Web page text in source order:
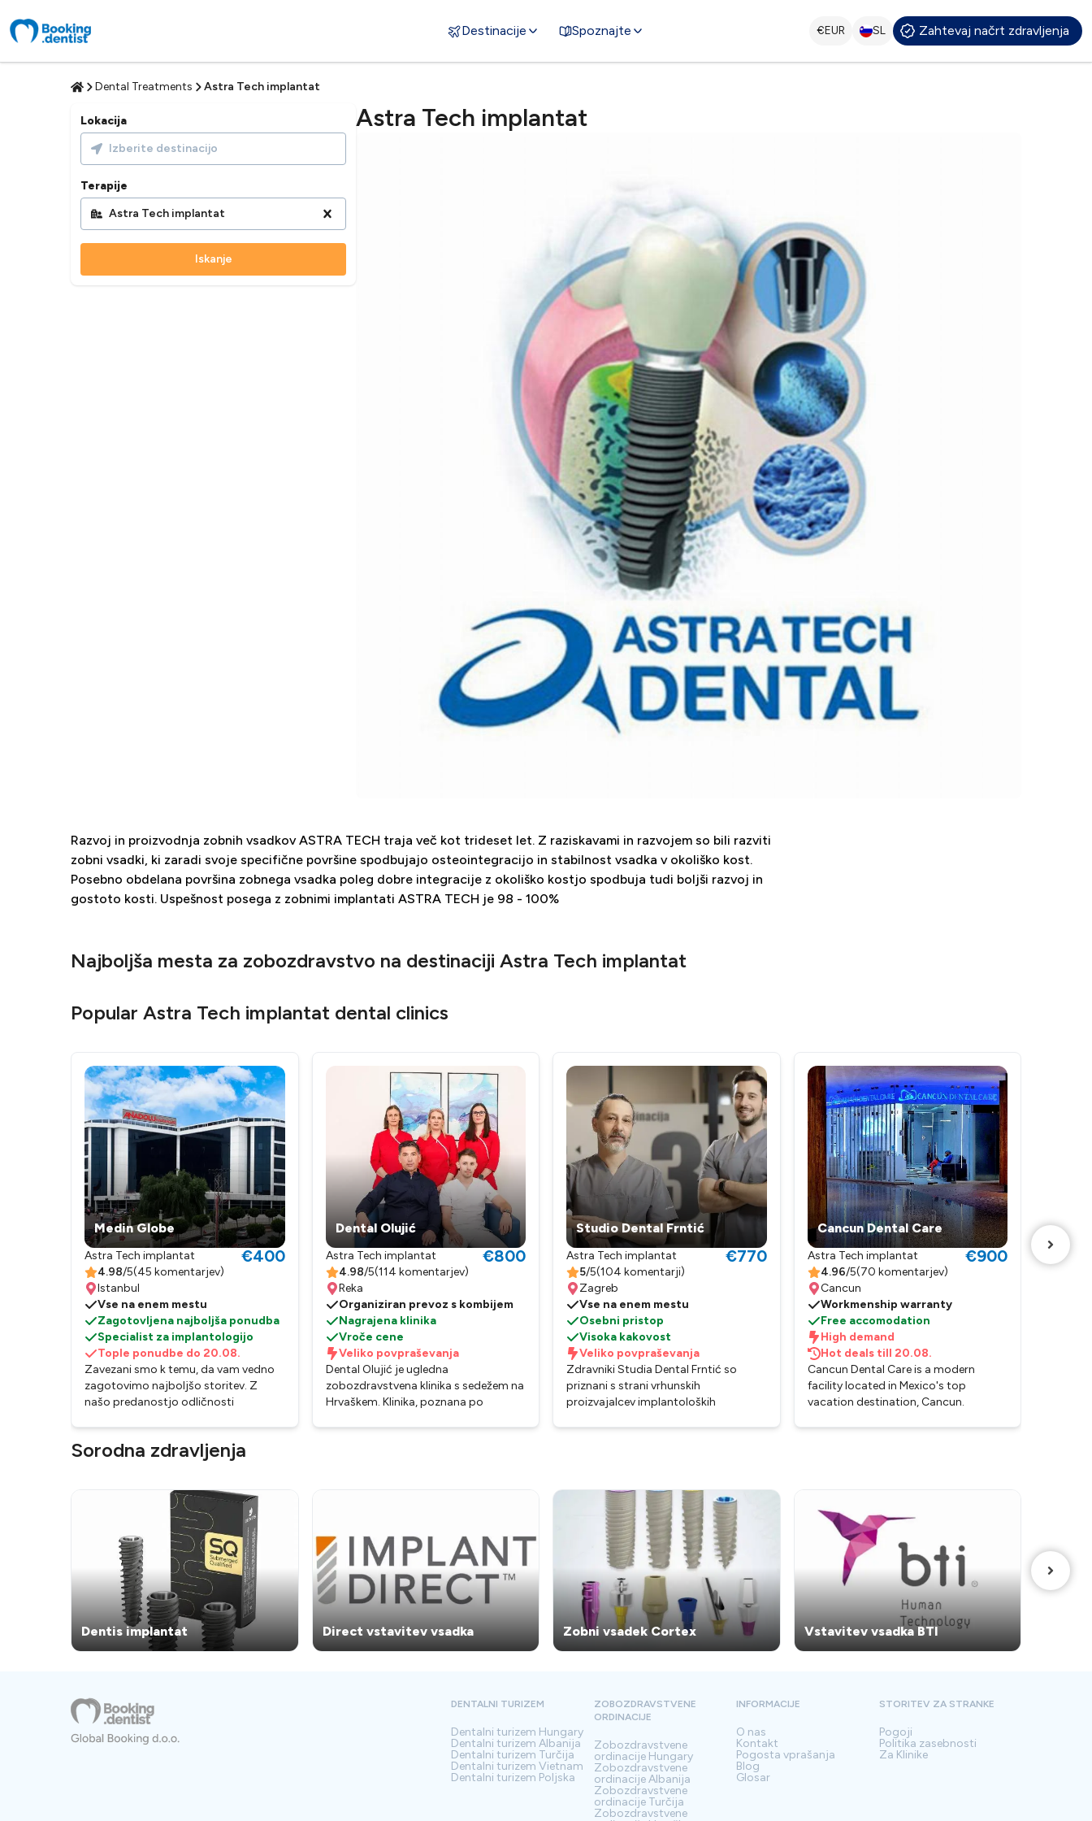
Destinacije Spoznajte €EUR SL Zahtevaj načrt zdravljenja
Dental Treatments Astra Tech implantat
Lokacija
Izberite destinacijo
Terapije
Astra Tech implantat
Iskanje
Astra Tech implantat
Razvoj in proizvodnja zobnih vsadkov ASTRA TECH traja več kot trideset let. Z raziskavami in razvojem so bili razviti
zobni vsadki, ki zaradi svoje specifične površine spodbujajo osteointegracijo in stabilnost vsadka v okoliško kost.
Posebno obdelana površina zobnega vsadka poleg dobre integracije z okoliško kostjo spodbuja tudi boljši razvoj in
gostoto kosti. Uspešnost posega z zobnimi implantati ASTRA TECH je 98 - 100%
Najboljša mesta za zobozdravstvo na destinaciji Astra Tech implantat
Popular Astra Tech implantat dental clinics
Medin Globe
Astra Tech implantat €400
4.98/5(45 komentarjev)
Istanbul
Vse na enem mestu
Zagotovljena najboljša ponudba
Specialist za implantologijo
Tople ponudbe do 20.08.
Zavezani smo k temu, da vam vedno
zagotovimo najboljšo storitev. Z
našo predanostjo odličnosti
Dental Olujić
Astra Tech implantat €800
4.98/5(114 komentarjev)
Reka
Organiziran prevoz s kombijem
Nagrajena klinika
Vroče cene
Veliko povpraševanja
Dental Olujić je ugledna
zobozdravstvena klinika s sedežem na
Hrvaškem. Klinika, poznana po
Studio Dental Frntić
Astra Tech implantat €770
5/5(104 komentarji)
Zagreb
Vse na enem mestu
Osebni pristop
Visoka kakovost
Veliko povpraševanja
Zdravniki Studia Dental Frntić so
priznani s strani vrhunskih
proizvajalcev implantoloških
Evropska unija, in z najvišjimi
higienskimi standardi, od katerih ne
odstopamo, redno vgrajujemo
implantate z uspešnostjo
sprejemljivosti nad 91%.
Cancun Dental Care
Astra Tech implantat €900
4.96/5(70 komentarjev)
Cancun
Workmenship warranty
Free accomodation
High demand
Hot deals till 20.08.
Cancun Dental Care is a modern
facility located in Mexico's top
vacation destination, Cancun.
Astra
Sorodna zdravljenja
Dentis implantat Direct vstavitev vsadka Zobni vsadek Cortex Vstavitev vsadka BTI
DENTALNI TURIZEM
Dentalni turizem Hungary
Dentalni turizem Albanija
Dentalni turizem Turčija
Dentalni turizem Vietnam
Dentalni turizem Poljska
ZOBOZDRAVSTVENE
ORDINACIJE
Zobozdravstvene
ordinacije Hungary
Zobozdravstvene
ordinacije Albanija
Zobozdravstvene
ordinacije Turčija
Zobozdravstvene
INFORMACIJE
O nas
Kontakt
Pogosta vprašanja
Blog
Glosar
STORITEV ZA STRANKE
Pogoji
Politika zasebnosti
Za Klinike